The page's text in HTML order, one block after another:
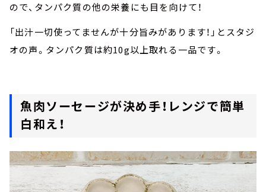
ので、タンパク質の他の栄養にも目を向けて！
「出汁一切使ってませんが十分旨みがあります！」とスタジ
オの声。タンパク質は約10g以上取れる一品です。
魚肉ソーセージが決め手！レンジで簡単
白和え！